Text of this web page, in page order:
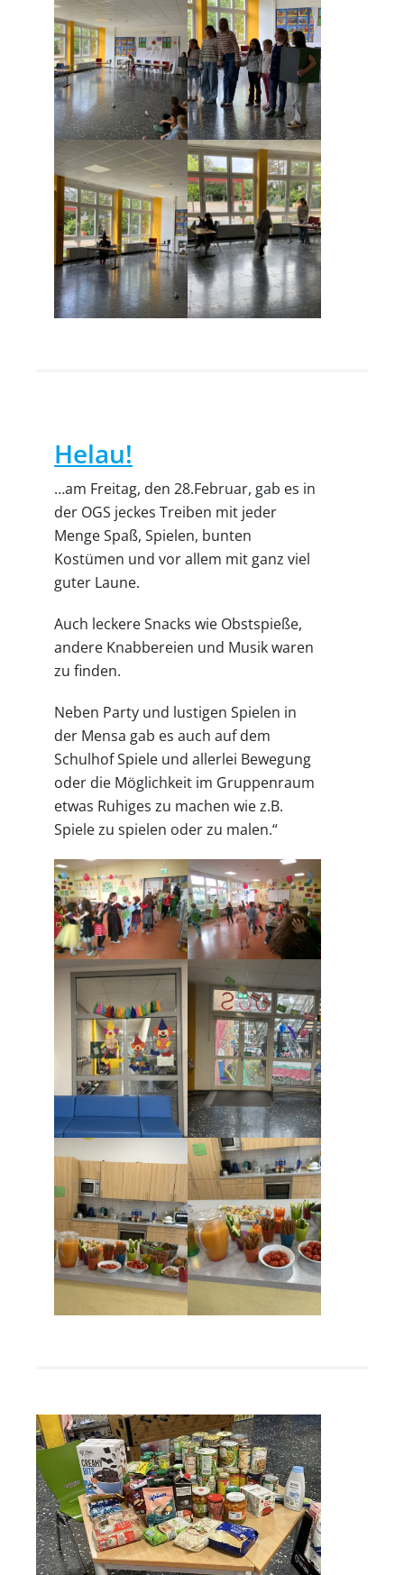
Helau!
…am Freitag, den 28.Februar, gab es in
der OGS jeckes Treiben mit jeder
Menge Spaß, Spielen, bunten
Kostümen und vor allem mit ganz viel
guter Laune.
Auch leckere Snacks wie Obstspieße,
andere Knabbereien und Musik waren
zu finden.
Neben Party und lustigen Spielen in
der Mensa gab es auch auf dem
Schulhof Spiele und allerlei Bewegung
oder die Möglichkeit im Gruppenraum
etwas Ruhiges zu machen wie z.B.
Spiele zu spielen oder zu malen.“